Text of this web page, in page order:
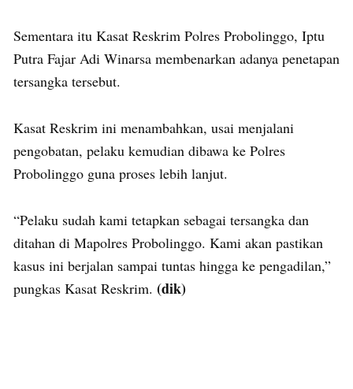
Sementara itu Kasat Reskrim Polres Probolinggo, Iptu
Putra Fajar Adi Winarsa membenarkan adanya penetapan
tersangka tersebut.
Kasat Reskrim ini menambahkan, usai menjalani
pengobatan, pelaku kemudian dibawa ke Polres
Probolinggo guna proses lebih lanjut.
“Pelaku sudah kami tetapkan sebagai tersangka dan
ditahan di Mapolres Probolinggo. Kami akan pastikan
kasus ini berjalan sampai tuntas hingga ke pengadilan,”
pungkas Kasat Reskrim. (dik)